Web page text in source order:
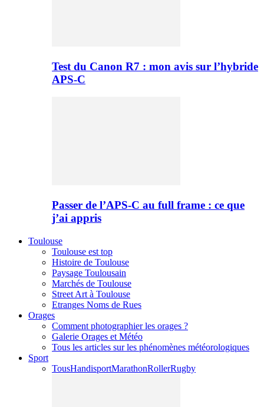
Test du Canon R7 : mon avis sur l’hybride
APS-C
Passer de l’APS-C au full frame : ce que
j’ai appris
Toulouse
Toulouse est top
Histoire de Toulouse
Paysage Toulousain
Marchés de Toulouse
Street Art à Toulouse
Etranges Noms de Rues
Orages
Comment photographier les orages ?
Galerie Orages et Météo
Tous les articles sur les phénomènes météorologiques
Sport
TousHandisportMarathonRollerRugby